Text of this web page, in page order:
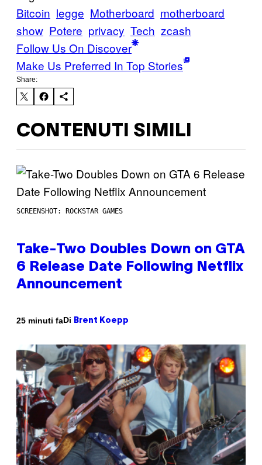
Bitcoin legge Motherboard motherboard
show Potere privacy Tech zcash
Follow Us On Discover
Make Us Preferred In Top Stories
Share:
CONTENUTI SIMILI
SCREENSHOT: ROCKSTAR GAMES
Take-Two Doubles Down on GTA
6 Release Date Following Netflix
Announcement
25 minuti faDi Brent Koepp